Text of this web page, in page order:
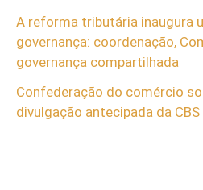
A reforma tributária inaugura
governança: coordenação,
governança compartilhada
Confederação do comércio
divulgação antecipada da CBS